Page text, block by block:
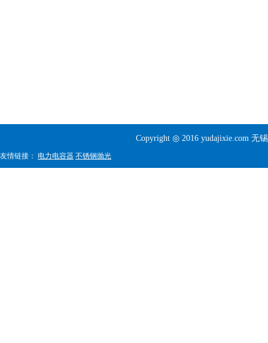
Copyright ◎ 2016 yudajixie.com 无
友情链接： 电力电容器 不锈钢抛光